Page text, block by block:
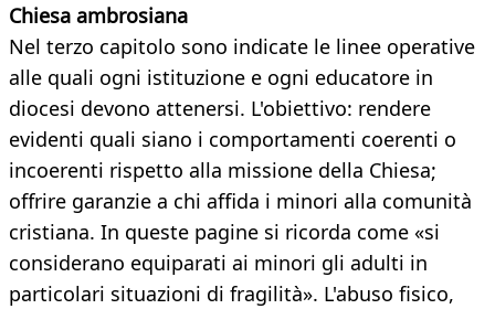
Chiesa ambrosiana
Nel terzo capitolo sono indicate le linee operative
alle quali ogni istituzione e ogni educatore in
diocesi devono attenersi. L'obiettivo: rendere
evidenti quali siano i comportamenti coerenti o
incoerenti rispetto alla missione della Chiesa;
offrire garanzie a chi affida i minori alla comunità
cristiana. In queste pagine si ricorda come «si
considerano equiparati ai minori gli adulti in
particolari situazioni di fragilità». L'abuso fisico,